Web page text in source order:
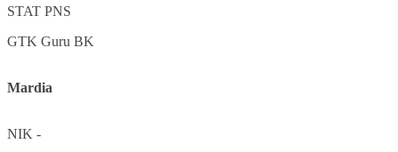
STAT PNS
GTK Guru BK
Mardia
NIK -